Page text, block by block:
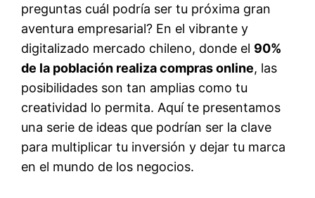
preguntas cuál podría ser tu próxima gran
aventura empresarial? En el vibrante y
digitalizado mercado chileno, donde el 90%
de la población realiza compras online, las
posibilidades son tan amplias como tu
creatividad lo permita. Aquí te presentamos
una serie de ideas que podrían ser la clave
para multiplicar tu inversión y dejar tu marca
en el mundo de los negocios.